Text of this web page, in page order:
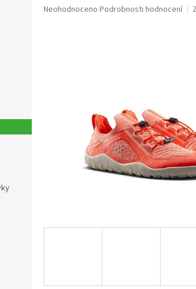
Průměrné
Neohodnoceno Podrobnosti hodnocení